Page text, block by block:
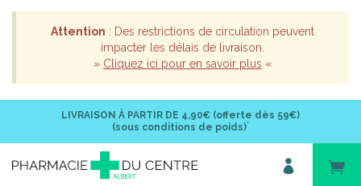
Attention : Des restrictions de circulation peuvent
impacter les délais de livraison.
» Cliquez ici pour en savoir plus «
LIVRAISON À PARTIR DE 4,90€ (offerte dès 59€)
(sous conditions de poids)*